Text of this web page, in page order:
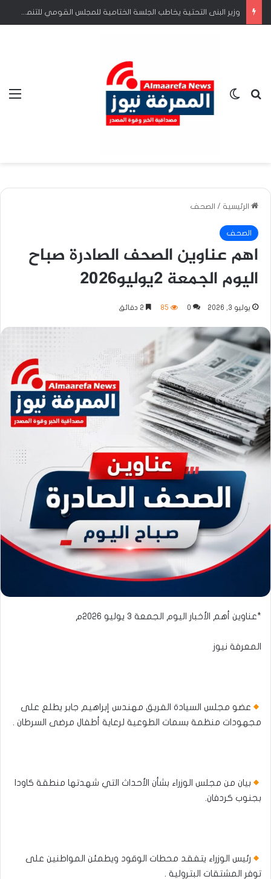
وزير البنى التحتية يخاطب الجلسة الختامية للمجلس القومي للتنمية العمرانية
بحث عنالوضع المظلم
الرئيسية / الصحف
الصحف
اهم عناوين الصحف الصادرة صباح
اليوم الجمعة 2يوليو2026
يوليو 3, 2026 0
85
*عناوين أهم الأخبار اليوم الجمعة ٣ يوليو ٢٠٢٦م
المعرفة نيوز
عضو مجلس السيادة الفريق مهندس إبراهيم جابر يطلع على
مجهودات منظمة بسمات الطوعية لرعاية أطفال مرضى السرطان .
بيان من مجلس الوزراء بشأن الأحداث التي شهدتها منطقة كاودا
بجنوب كردفان.
رئيس الوزراء يتفقد محطات الوقود ويطمئن المواطنين على
توفر المشتقات البترولية .